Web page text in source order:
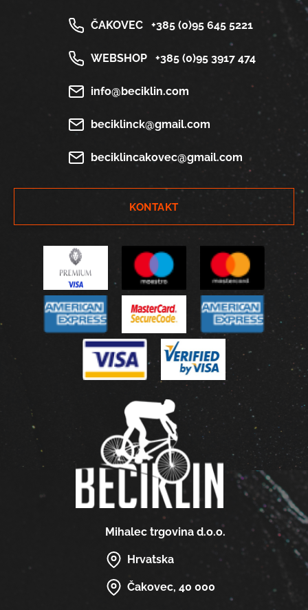
Mihalec trgovina d.o.o.
Hrvatska
Čakovec, 40 000
ČAKOVEC +385 (0)95 645 5221
WEBSHOP +385 (0)95 3917 474
info@beciklin.com
beciklinck@gmail.com
beciklincakovec@gmail.com
KONTAKT